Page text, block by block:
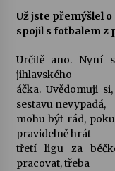
Už jste přemýšlel
spojil s fotbalem z
Určitě ano. Nyní
jihlavského
áčka. Uvědomuji
sestavu nevypadá,
mohu být rád,
pravidelně hrát
třetí ligu za
pracovat, třeba